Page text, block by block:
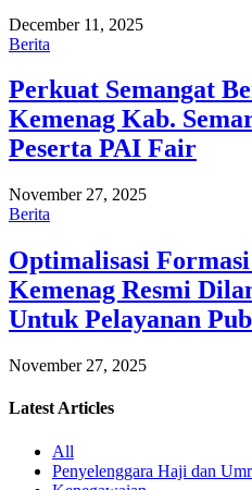
December 11, 2025
Berita
Perkuat Semangat
Kemenag Kab.
Peserta PAI Fair
November 27, 2025
Berita
Optimalisasi
Kemenag Resmi
Untuk Pelayanan
November 27, 2025
Latest Articles
All
Penyelenggara Haji dan